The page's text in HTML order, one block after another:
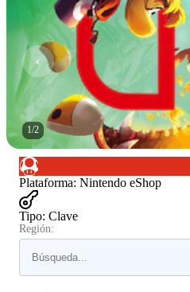
1/2
Plataforma: Nintendo eShop
Tipo: Clave
Región: